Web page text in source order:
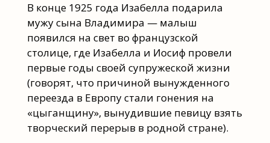
В конце 1925 года Изабелла подарила
мужу сына Владимира — малыш
появился на свет во французской
столице, где Изабелла и Иосиф провели
первые годы своей супружеской жизни
(говорят, что причиной вынужденного
переезда в Европу стали гонения на
«цыганщину», вынудившие певицу взять
творческий перерыв в родной стране).